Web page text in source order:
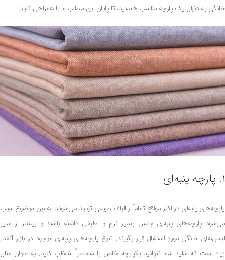
خانگی به دنبال یک پارچه مناسب هستید، تا پایان این مطلب ما را همراهی کنید.
1. پارچه پنبه‌ای
پارچه‌های پنبه‌ای در اکثر مواقع تماماً از الیاف طبیعی تولید می‌شوند. همین موضوع سبب
می‌شود پارچه‌های پنبه‌ای جنس بسیار نرم و لطیفی داشته باشند و بیشتر از سایر
لباس‌های خانگی مورد استقبال قرار بگیرند. تنوع پارچه‌های پنبه‌ای موجود در بازار آنقدر
زیاد است که شاید شما نتوانید یکپارچه خاص را منحصراً انتخاب کنید. به عنوان مثال